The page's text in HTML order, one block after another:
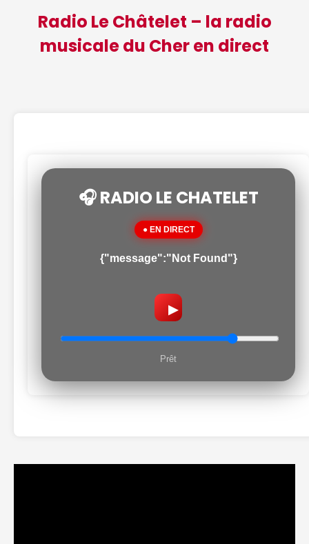
Radio Le Châtelet – la radio
musicale du Cher en direct
🎧 RADIO LE CHATELET
● EN DIRECT
{"message":"Not Found"}
▶
Prêt